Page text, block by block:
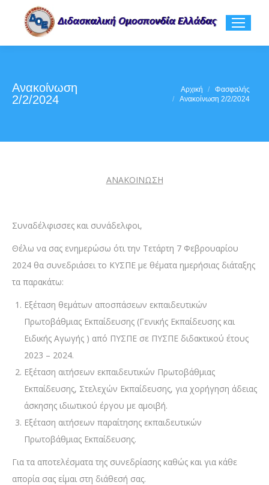
Ανακοίνωση
2/2/2024
Αρχική
Φασφαλής
Ανακοίνωση 2/2/2024
ΑΝΑΚΟΙΝΩΣΗ
Συναδέλφισσες και συνάδελφοι,
Θέλω να σας ενημερώσω ότι την Τετάρτη 7 Φεβρουαρίου
2024 θα συνεδριάσει το ΚΥΣΠΕ με θέματα ημερήσιας διάταξης
τα παρακάτω:
Εξέταση θεμάτων αποσπάσεων εκπαιδευτικών
Πρωτοβάθμιας Εκπαίδευσης (Γενικής Εκπαίδευσης και
Ειδικής Αγωγής ) από ΠΥΣΠΕ σε ΠΥΣΠΕ διδακτικού έτους
2023 – 2024.
Εξέταση αιτήσεων εκπαιδευτικών Πρωτοβάθμιας
Εκπαίδευσης, Στελεχών Εκπαίδευσης, για χορήγηση άδειας
άσκησης ιδιωτικού έργου με αμοιβή.
Εξέταση αιτήσεων παραίτησης εκπαιδευτικών
Πρωτοβάθμιας Εκπαίδευσης.
Για τα αποτελέσματα της συνεδρίασης καθώς και για κάθε
απορία σας είμαι στη διάθεσή σας.